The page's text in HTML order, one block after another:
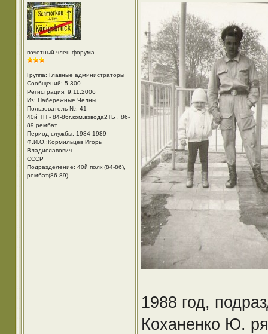
почетный член форума
Группа: Главные администраторы
Сообщений: 5 300
Регистрация: 9.11.2006
Из: Набережные Челны
Пользователь №: 41
40й ТП - 84-86г,ком,взвода2ТБ , 86-
89 рембат
Период службы: 1984-1989
Ф.И.О.:Кормильцев Игорь
Владиславович
СССР
Подразделение: 40й полк (84-86),
рембат(86-89)
1988 год,
Коханенко Ю.